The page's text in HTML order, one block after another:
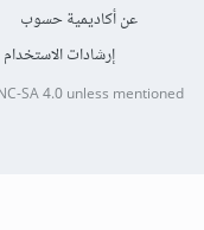
عن أكاديمية حسوب
إرشادات الاستخدام
SA 4.0unless mentioned